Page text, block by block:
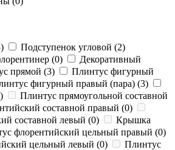
) Подступенок угловой (2)
(0)
Декоративный
прямой (3)
Плинтус фигурный
фигурный правый (пара) (3)
)
Плинтус прямоугольной составной
составной правый (0)
составной левый (0)
Крышка
флорентийский цельный правый (0)
цельный левый (0)
Плинтус